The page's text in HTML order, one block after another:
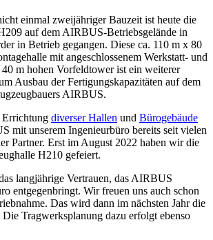
einmal zweijähriger Bauzeit ist heute die
auf dem AIRBUS-Betriebsgelände in
in Betrieb gegangen. Diese ca. 110 m x 80
mit angeschlossenem Werkstatt- und
m hohen Vorfeldtower ist ein weiterer
Ausbau der Fertigungskapazitäten auf dem
AIRBUS.
Errichtung diverser Hallen und Bürogebäude
mit unserem Ingenieurbüro bereits seit vielen
Partner. Erst im August 2022 haben wir die
H210 gefeiert.
langjährige Vertrauen, das AIRBUS
entgegenbringt. Wir freuen uns auch schon
Das wird dann im nächsten Jahr die
Tragwerksplanung dazu erfolgt ebenso